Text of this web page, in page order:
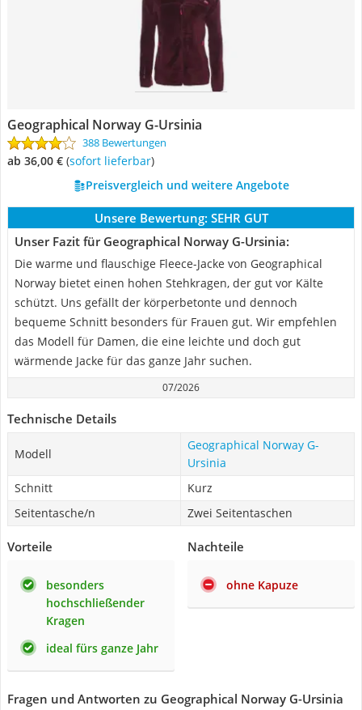
Geographical Norway G-Ursinia
388 Bewertungen
ab 36,00 € ( Sofort lieferbar)
Preisvergleich und weitere Angebote
Unsere Bewertung: SEHR GUT
Unser Fazit für Geographical Norway G-Ursinia:
Die warme und flauschige Fleece-Jacke von Geographical
Norway bietet einen hohen Stehkragen, der gut vor Kälte
schützt. Uns gefällt der körperbetonte und dennoch
bequeme Schnitt besonders für Frauen gut. Wir empfehlen
das Modell für Damen, die eine leichte und doch gut
wärmende Jacke für das ganze Jahr suchen.
07/2026
Technische Details
Modell
Geographical Norway G-
Ursinia
Schnitt
Kurz
Seitentasche/n
Zwei Seitentaschen
Vorteile
besonders
hochschließender
Kragen
ideal fürs ganze Jahr
Nachteile
ohne Kapuze
Fragen und Antworten zu Geographical Norway G-Ursinia